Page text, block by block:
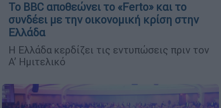
Το BBC αποθεώνει το «Ferto» και το
συνδέει με την οικονομική κρίση στην
Ελλάδα
Η Ελλάδα κερδίζει τις εντυπώσεις πριν τον
Α’ Ημιτελικό